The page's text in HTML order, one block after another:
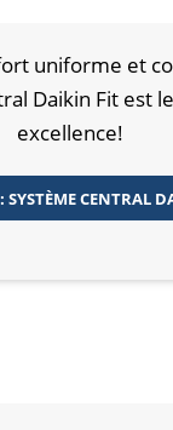
uniforme et
Daikin Fit est
excellence!
SYSTÈME CENTRAL